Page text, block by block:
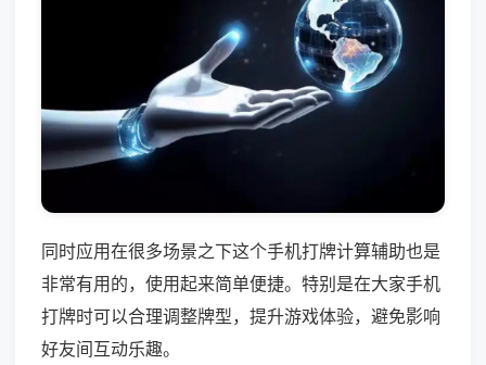
同时应用在很多场景之下这个手机打牌计算辅助也是
非常有用的，使用起来简单便捷。特别是在大家手机
打牌时可以合理调整牌型，提升游戏体验，避免影响
好友间互动乐趣。